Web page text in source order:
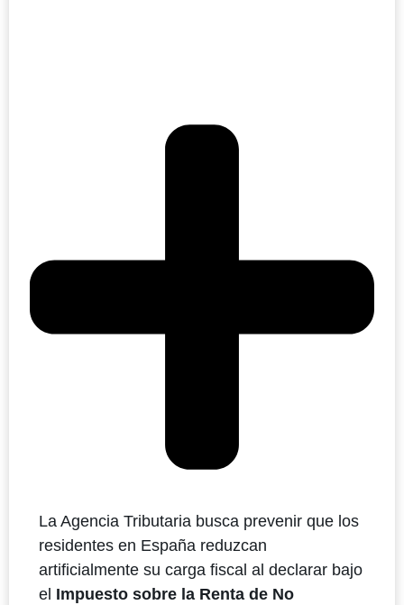
La Agencia Tributaria busca prevenir que los
residentes en España reduzcan
artificialmente su carga fiscal al declarar bajo
el Impuesto sobre la Renta de No